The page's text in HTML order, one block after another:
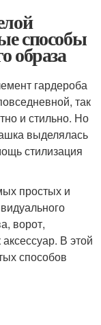
способы
образа
гардероба
так
и стильно. Но
выделялась
стилизация
простых и
ворот,
В этой
способов